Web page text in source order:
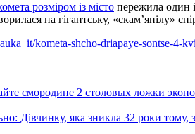
розміром із місто пережила один
на гігантську, «скам’янілу»
kometa-shcho-driapaye-sontse-4-
смородине 2 столовых ложки
Дівчинку, яка зникла 32 роки